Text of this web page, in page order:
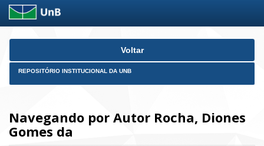
Skip
Voltar
REPOSITÓRIO INSTITUCIONAL DA UNB
Navegando por Autor Rocha, Diones
Gomes da